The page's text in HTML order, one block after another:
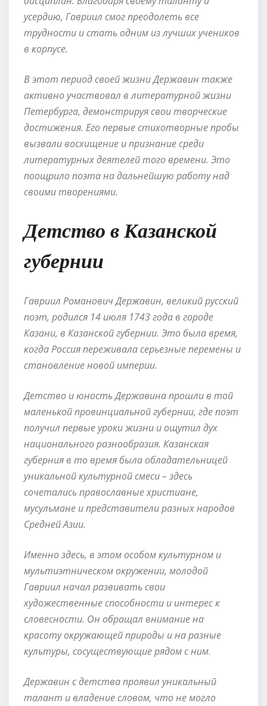
усердию, Гавриил смог преодолеть все
трудности и стать одним из лучших учеников
в корпусе.
В этот период своей жизни Державин также
активно участвовал в литературной жизни
Петербурга, демонстрируя свои творческие
достижения. Его первые стихотворные пробы
вызвали восхищение и признание среди
литературных деятелей того времени. Это
поощрило поэта на дальнейшую работу над
своими творениями.
Детство в Казанской
губернии
Гавриил Романович Державин, великий русский
поэт, родился 14 июля 1743 года в городе
Казани, в Казанской губернии. Это была время,
когда Россия переживала серьезные перемены и
становление новой империи.
Детство и юность Державина прошли в той
маленькой провинциальной губернии, где поэт
получил первые уроки жизни и ощутил дух
национального разнообразия. Казанская
губерния в то время была обладательницей
уникальной культурной смеси – здесь
сочетались православные христиане,
мусульмане и представители разных народов
Средней Азии.
Именно здесь, в этом особом культурном и
мультиэтническом окружении, молодой
Гавриил начал развивать свои
художественные способности и интерес к
словесности. Он обращал внимание на
красоту окружающей природы и на разные
культуры, сосуществующие рядом с ним.
Державин с детства проявил уникальный
талант и владение словом, что не могло